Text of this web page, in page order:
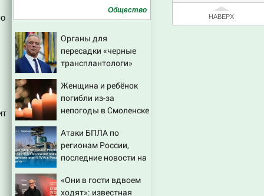
НАВЕРХ
Общество
Органы для
пересадки «черные
трансплантологи»
живых пациентов
Женщина и ребёнок
погибли из-за
непогоды в Смоленске
Атаки БПЛА по
регионам России,
последние новости на
последствия, атаки на
«Они в гости вдвоем
ходят»: известная